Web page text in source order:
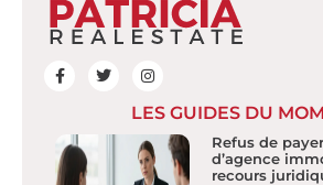
LES GUIDES DU
Refus de
d’agence
recours